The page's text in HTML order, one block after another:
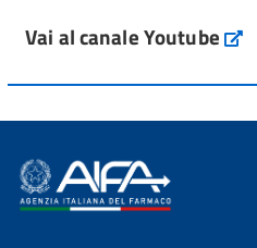
Vai al canale Youtube